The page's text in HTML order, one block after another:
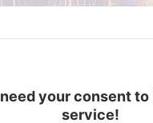
your consent to
service!